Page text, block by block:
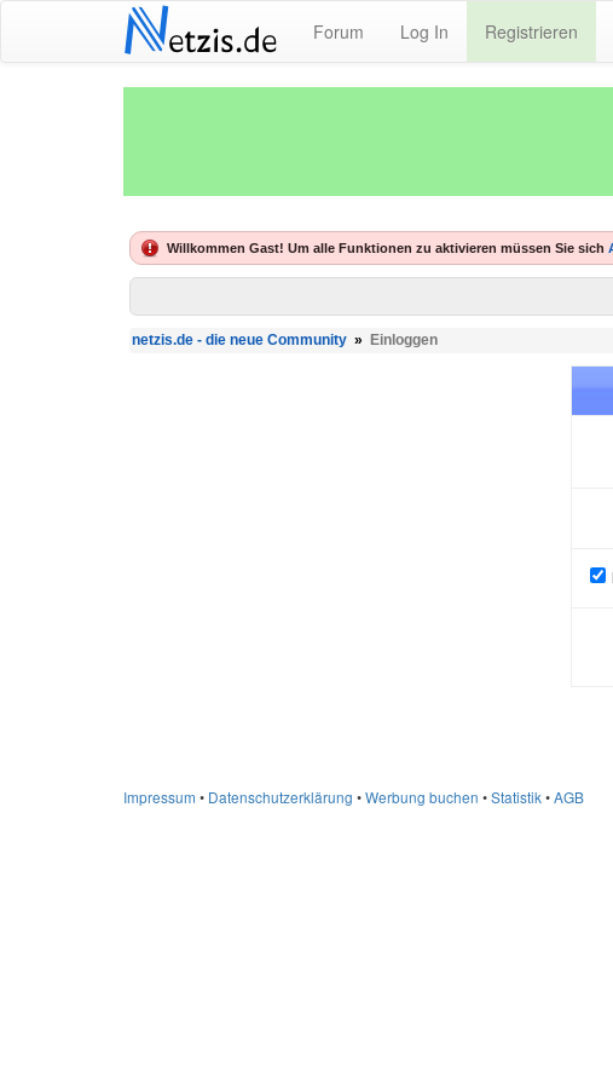
Netzis.de Forum Log In Registrieren
Willkommen Gast! Um alle Funktionen zu aktivieren müssen Sie sich
netzis.de - die neue Community » Einloggen
Impressum • Datenschutzerklärung •Werbung buchen •Statistik•AGB